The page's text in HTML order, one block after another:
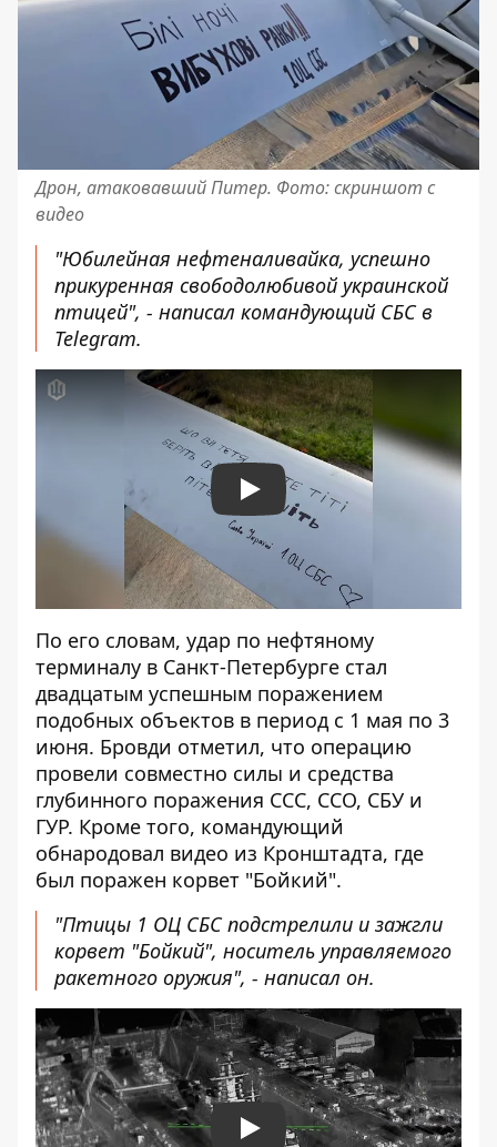
Дрон, атаковавший Питер. Фото: скриншот с
видео
"Юбилейная нефтеналивайка, успешно
прикуренная свободолюбивой украинской
птицей", - написал командующий СБС в
Telegram.
Play
По его словам, удар по нефтяному
терминалу в Санкт-Петербурге стал
двадцатым успешным поражением
подобных объектов в период с 1 мая по 3
июня. Бровди отметил, что операцию
провели совместно силы и средства
глубинного поражения ССС, ССО, СБУ и
ГУР. Кроме того, командующий
обнародовал видео из Кронштадта, где
был поражен корвет "Бойкий".
"Птицы 1 ОЦ СБС подстрелили и зажгли
корвет "Бойкий", носитель управляемого
ракетного оружия", - написал он.
Play